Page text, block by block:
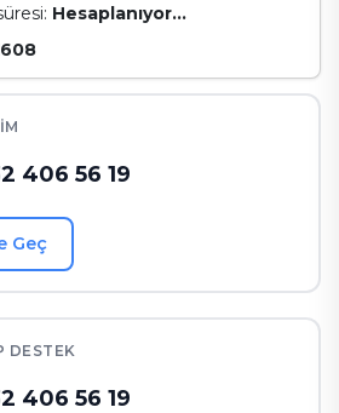
Hesaplanıyor...
406 56 19
Geç
DESTEK
406 56 19